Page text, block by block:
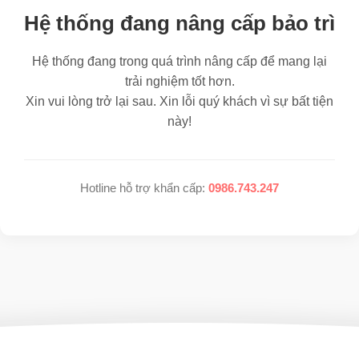
Hệ thống đang nâng cấp bảo trì
Hệ thống đang trong quá trình nâng cấp để mang lại
trải nghiệm tốt hơn.
Xin vui lòng trở lại sau. Xin lỗi quý khách vì sự bất tiện
này!
Hotline hỗ trợ khẩn cấp: 0986.743.247